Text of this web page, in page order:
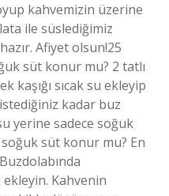
kahvemizin üzerine
ile süslediğimiz
Afiyet olsun!25
süt konur mu? 2 tatlı
kaşığı sıcak su ekleyip
kadar buz
yerine sadece soğuk
soğuk süt konur mu? En
Kahvenin